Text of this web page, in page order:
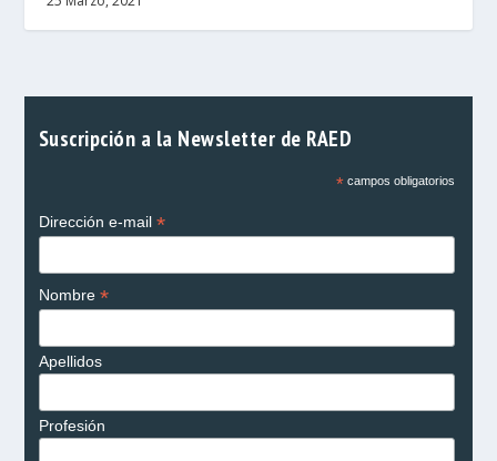
Suscripción a la Newsletter de RAED
*campos obligatorios
Dirección e-mail *
Nombre *
Apellidos
Profesión